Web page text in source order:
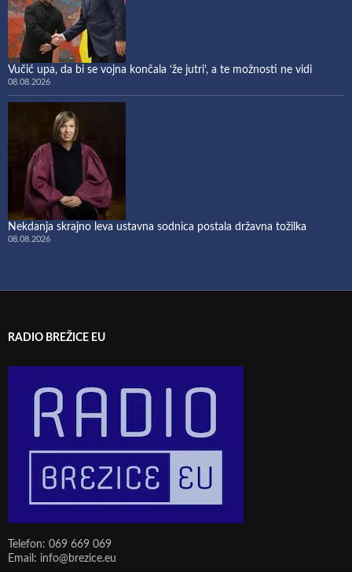
Vučić upa, da bi se vojna končala ‘že jutri’, a te možnosti ne vidi
08.08.2026
Nekdanja skrajno leva ustavna sodnica postala državna tožilka
08.08.2026
RADIO BREŽICE EU
Telefon: 069 669 069
Email: info@brezice.eu